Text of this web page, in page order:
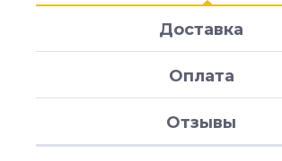
Доставка
Оплата
Отзывы